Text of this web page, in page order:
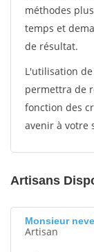
méthodes
temps et
de résultat.
L'utilisation
permettra de
fonction des
avenir à votre
Artisans
Monsieur
Artisan